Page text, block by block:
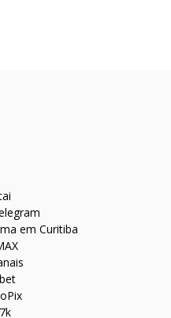
em Curitiba